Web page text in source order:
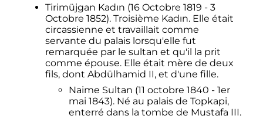
Tirimüjgan Kadın (16 Octobre 1819 - 3
Octobre 1852). Troisième Kadın. Elle était
circassienne et travaillait comme
servante du palais lorsqu'elle fut
remarquée par le sultan et qu'il la prit
comme épouse. Elle était mère de deux
fils, dont Abdülhamid II, et d'une fille.
Naime Sultan (11 octobre 1840 - 1er
mai 1843). Né au palais de Topkapi,
enterré dans la tombe de Mustafa III.